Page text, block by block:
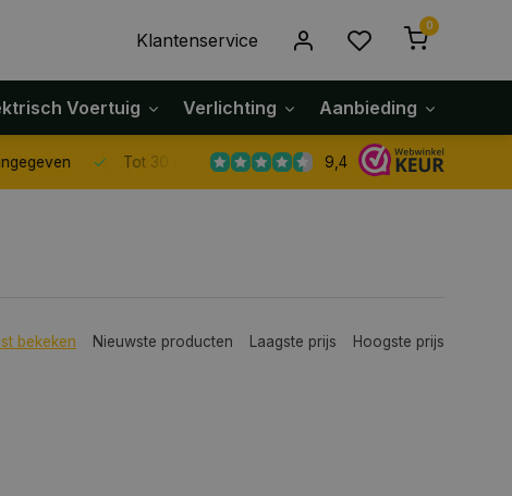
Klantenservice
0
Voertuig Verlichting Aanbieding
Tot 30 dagen retour sturen. 9,4
bekeken Nieuwste producten Laagste prijs Hoogste prijs